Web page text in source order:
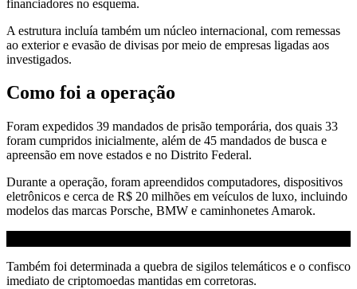
financiadores no esquema.
A estrutura incluía também um núcleo internacional, com remessas
ao exterior e evasão de divisas por meio de empresas ligadas aos
investigados.
Como foi a operação
Foram expedidos 39 mandados de prisão temporária, dos quais 33
foram cumpridos inicialmente, além de 45 mandados de busca e
apreensão em nove estados e no Distrito Federal.
Durante a operação, foram apreendidos computadores, dispositivos
eletrônicos e cerca de R$ 20 milhões em veículos de luxo, incluindo
modelos das marcas Porsche, BMW e caminhonetes Amarok.
Também foi determinada a quebra de sigilos telemáticos e o confisco
imediato de criptomoedas mantidas em corretoras.